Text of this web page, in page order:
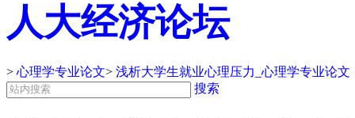
人大经济论坛
> 心理学专业论文> 浅析大学生就业心理压力_心理学专业论文
搜索